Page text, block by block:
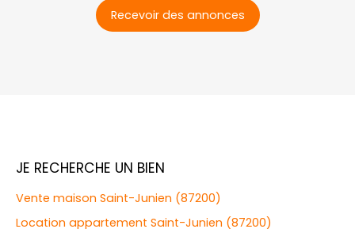
Recevoir des annonces
JE RECHERCHE UN BIEN
Vente maison Saint-Junien (87200)
Location appartement Saint-Junien (87200)